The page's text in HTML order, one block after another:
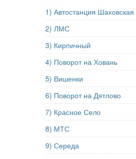
1) Автостанция Шаховская
2) ЛМС
3) Кирпичный
4) Поворот на Ховань
5) Вишенки
6) Поворот на Дятлово
7) Красное Село
8) МТС
9) Середа